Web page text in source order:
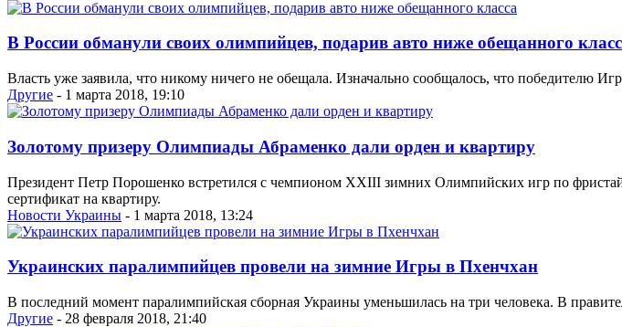
В России обманули своих олимпийцев, подарив авто ниже обещанного
Власть уже заявила, что никому ничего не обещала. Изначально сообщалось, что победителю
Другие - 1 марта 2018, 19:10
Золотому призеру Олимпиады Абраменко дали орден и квартиру
Президент Петр Порошенко встретился с чемпионом ХХIII зимних Олимпийских игр по
сертификат на квартиру.
Новости Украины - 1 марта 2018, 13:24
Украинских паралимпийцев провели на зимние Игры в Пхенчхан
В последний момент паралимпийская сборная Украины уменьшилась на три человека. В
Другие - 28 февраля 2018, 21:40